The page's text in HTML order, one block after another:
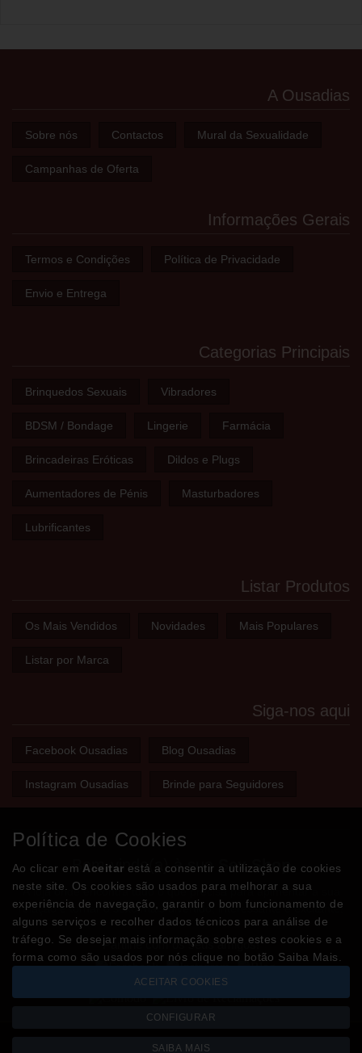
A Ousadias
Sobre nós Contactos Mural da Sexualidade
Campanhas de Oferta
Informações Gerais
Termos e Condições Política de Privacidade
Envio e Entrega
Categorias Principais
Brinquedos Sexuais Vibradores
BDSM / Bondage Lingerie Farmácia
Brincadeiras Eróticas Dildos e Plugs
Aumentadores de Pénis Masturbadores
Lubrificantes
Listar Produtos
Os Mais Vendidos Novidades Mais Populares
Listar por Marca
Siga-nos aqui
Facebook Ousadias Blog Ousadias
Instagram Ousadias Brinde para Seguidores
Bem-vindo(a) à sua Sex Shop
A loja onde encontra tudo o que precisa para apimentar a sua
relação e tornar o sexo mais divertido, interessante e excitante!
Partilhe com os seus amigos!
Todos os valores incluem IVA à taxa em vigorCopyright © OUSADIAS.pt 2026
Política de Cookies
Ao clicar em Aceitar está a consentir a utilização de cookies
neste site. Os cookies são usados para melhorar a sua
experiência de navegação, garantir o bom funcionamento de
alguns serviços e recolher dados técnicos para análise de
tráfego. Se desejar mais informação sobre estes cookies e a
forma como são usados por nós clique no botão Saiba Mais.
ACEITAR COOKIES
CONFIGURAR
SAIBA MAIS